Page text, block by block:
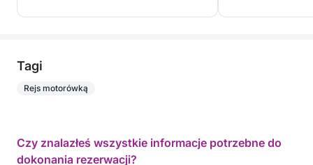
Tagi
Rejs motorówką
Czy znalazłeś wszystkie informacje potrzebne do
dokonania rezerwacji?